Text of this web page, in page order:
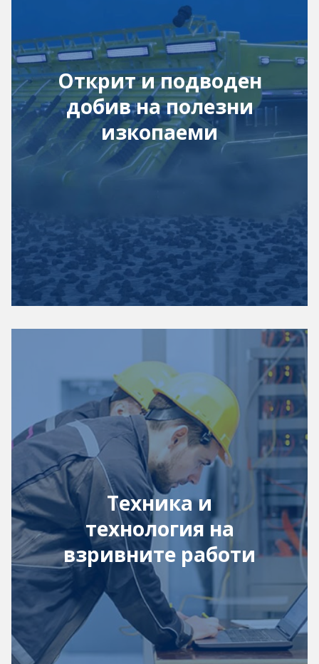
Открит и подводен
добив на полезни
изкопаеми
Техника и
технология на
взривните работи